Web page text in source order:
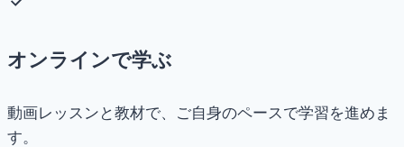
オンラインで学ぶ
動画レッスンと教材で、ご自身のペースで学習を進めま
す。